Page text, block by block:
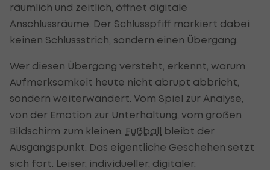
räumlich und zeitlich, öffnet digitale
Anschlussräume. Der Schlusspfiff markiert dabei
keinen Schlussstrich, sondern einen Übergang.
Wer diesen Übergang versteht, erkennt, warum
Aufmerksamkeit heute nicht abrupt abbricht,
sondern weiterwandert. Vom Spiel zur Analyse,
von der Emotion zur Unterhaltung, vom großen
Bildschirm zum kleinen. Fußball bleibt der
Ausgangspunkt. Das eigentliche Geschehen setzt
sich fort. Leiser, individueller, digitaler.